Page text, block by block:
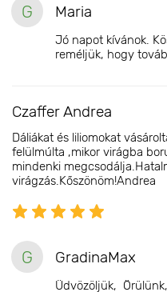
G Maria
Jó napot kívánok.
reméljük, hogy
Czaffer Andrea
Dáliákat és liliomokat
felülmúlta ,mikor virágba
mindenki
virágzás.Kőszönöm!Andrea
G GradinaMax
Üdvözöljük,